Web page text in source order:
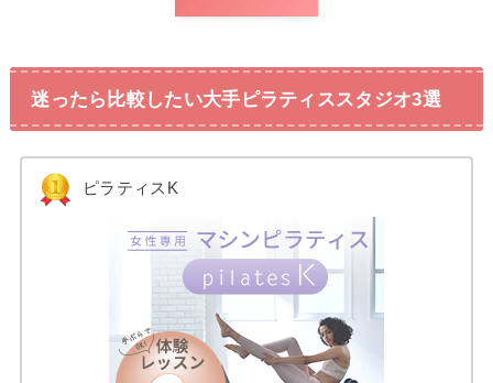
迷ったら比較したい大手ピラティススタジオ3選
ピラティスK